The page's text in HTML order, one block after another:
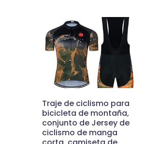
Traje de ciclismo para
bicicleta de montaña,
conjunto de Jersey de
ciclismo de manga